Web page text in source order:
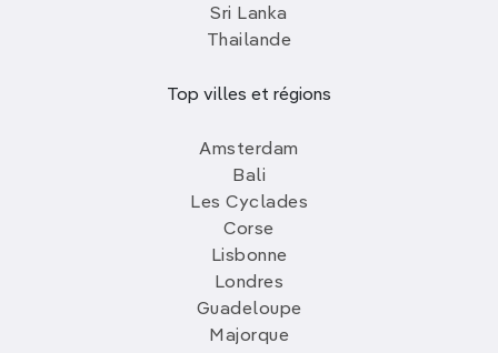
Sri Lanka
Thailande
Top villes et régions
Amsterdam
Bali
Les Cyclades
Corse
Lisbonne
Londres
Guadeloupe
Majorque